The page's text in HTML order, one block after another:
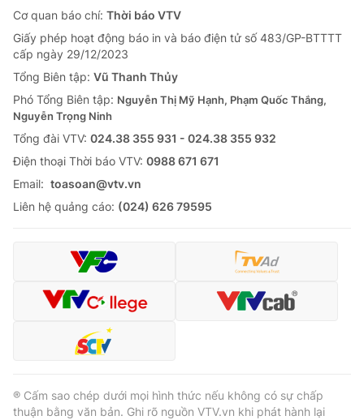
Cơ quan báo chí: Thời báo VTV
Giấy phép hoạt động báo in và báo điện tử số 483/GP-BTTTT
cấp ngày 29/12/2023
Tổng Biên tập: Vũ Thanh Thủy
Phó Tổng Biên tập: Nguyễn Thị Mỹ Hạnh, Phạm Quốc Thắng,
Nguyễn Trọng Ninh
Tổng đài VTV: 024.38 355 931 - 024.38 355 932
Ðiện thoại Thời báo VTV: 0988 671 671
Email: toasoan@vtv.vn
Liên hệ quảng cáo: (024) 626 79595
® Cấm sao chép dưới mọi hình thức nếu không có sự chấp
thuận bằng văn bản. Ghi rõ nguồn VTV.vn khi phát hành lại